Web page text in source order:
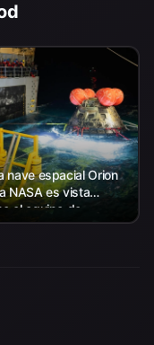
nave espacial Orion
NASA es vista
el equipo de
y Recuperación